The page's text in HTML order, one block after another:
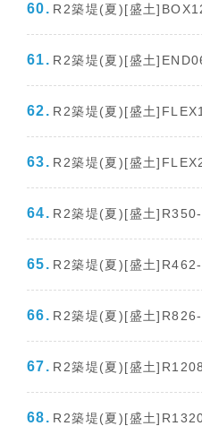
R2築堤(夏)[盛土
R2築堤(夏)[盛土
R2築堤(夏)[盛土
R2築堤(夏)[盛土
R2築堤(夏)[盛土
R2築堤(夏)[盛土
R2築堤(夏)[盛土
R2築堤(夏)[盛土
R2築堤(夏)[盛土